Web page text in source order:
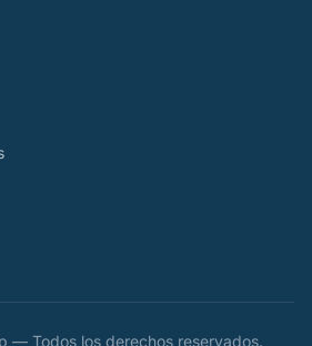
— Todos los derechos reservados.